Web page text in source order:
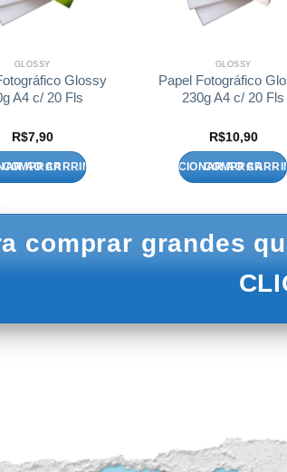
GLOSSY
Glossy
A4 c/ 20 Fls
R$7,90
AO CARRINHO
GLOSSY
Papel Fotográfico
230g A4 c/ 20 Fls
R$10,90
ADICIONAR AO
comprar grandes